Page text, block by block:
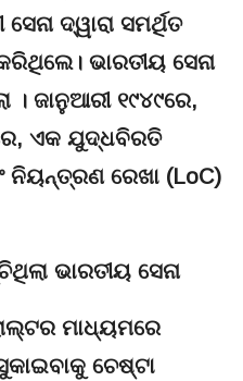
ଦ୍ୱାରା ସମର୍ଥିତ
ଭାରତୀୟ ସେନା
ଜାନୁଆରୀ ୧୯୪୯ରେ,
ଏକ ଯୁଦ୍ଧବିରତି
ନିୟନ୍ତ୍ରଣ ରେଖା (LoC)
ଭାରତୀୟ ସେନା
ମାଧ୍ୟମରେ
ଚେଷ୍ଟା